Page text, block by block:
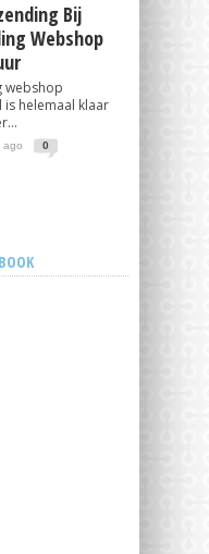
Bij
Webshop
webshop
is helemaal klaar
ago 0